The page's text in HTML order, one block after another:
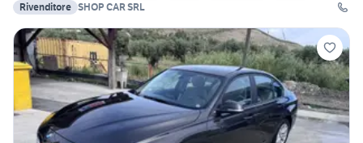
Rivenditore SHOP CAR SRL